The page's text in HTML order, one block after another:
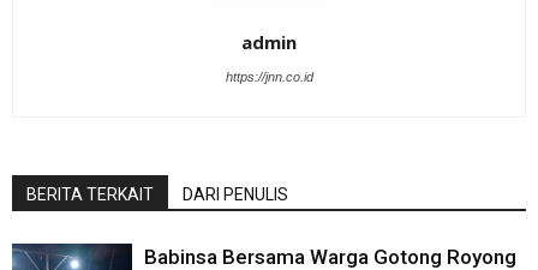
admin
https://jnn.co.id
BERITA TERKAIT DARI PENULIS
Babinsa Bersama Warga Gotong Royong